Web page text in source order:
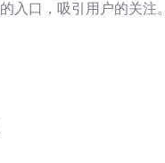
入口，吸引用户的关注。